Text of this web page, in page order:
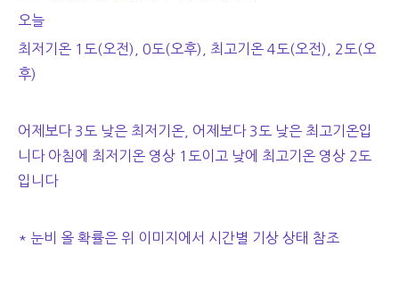
오늘
최저기온 1도(오전), 0도(오후), 최고기온 4도(오전), 2도(오
후)
어제보다 3도 낮은 최저기온, 어제보다 3도 낮은 최고기온입
니다 아침에 최저기온 영상 1도이고 낮에 최고기온 영상 2도
입니다
* 눈비 올 확률은 위 이미지에서 시간별 기상 상태 참조